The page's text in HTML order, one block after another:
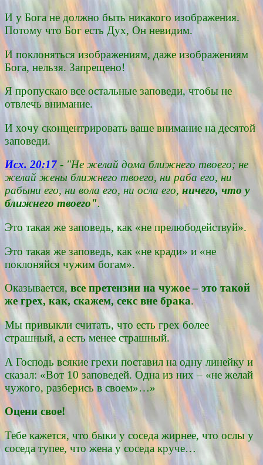
И у Бога не должно быть никакого изображения.
Потому что Бог есть Дух, Он невидим.
И поклоняться изображениям, даже изображениям
Бога, нельзя. Запрещено!
Я пропускаю все остальные заповеди, чтобы не
отвлечь внимание.
И хочу сконцентрировать ваше внимание на десятой
заповеди.
Исх. 20:17 - "Не желай дома ближнего твоего; не
желай жены ближнего твоего, ни раба его, ни
рабыни его, ни вола его, ни осла его, ничего, что у
ближнего твоего".
Это такая же заповедь, как «не прелюбодействуй».
Это такая же заповедь, как «не кради» и «не
поклоняйся чужим богам».
Оказывается, все претензии на чужое – это такой
же грех, как, скажем, секс вне брака.
Мы привыкли считать, что есть грех более
страшный, а есть менее страшный.
А Господь всякие грехи поставил на одну линейку и
сказал: «Вот 10 заповедей. Одна из них – «не желай
чужого, разберись в своем»…»
Оцени свое!
Тебе кажется, что быки у соседа жирнее, что ослы у
соседа тупее, что жена у соседа круче…